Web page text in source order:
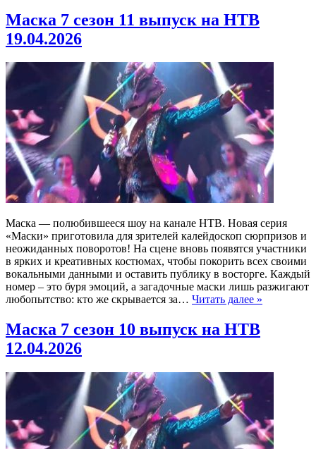
Маска 7 сезон 11 выпуск на НТВ
19.04.2026
Маска — полюбившееся шоу на канале НТВ. Новая серия
«Маски» приготовила для зрителей калейдоскоп сюрпризов и
неожиданных поворотов! На сцене вновь появятся участники
в ярких и креативных костюмах, чтобы покорить всех своими
вокальными данными и оставить публику в восторге. Каждый
номер – это буря эмоций, а загадочные маски лишь разжигают
любопытство: кто же скрывается за… Читать далее »
Маска 7 сезон 10 выпуск на НТВ
12.04.2026